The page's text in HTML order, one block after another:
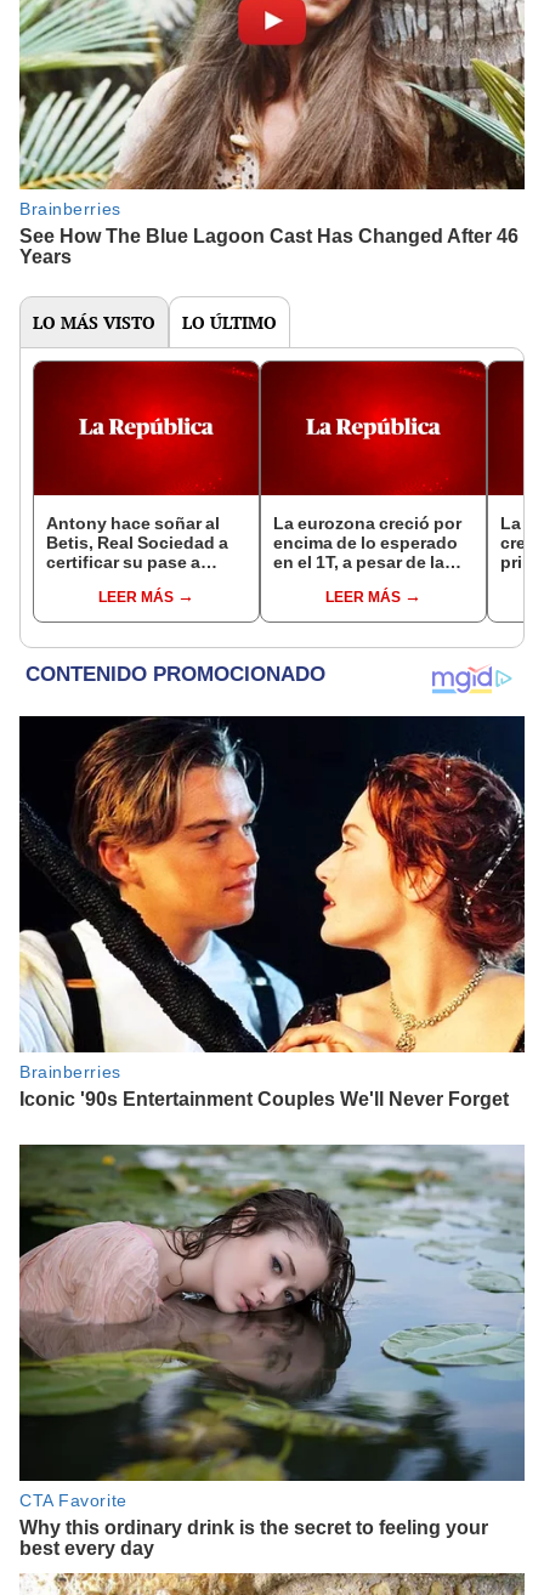
LO MÁS VISTO LO ÚLTIMO
Antony hace soñar al
Betis, Real Sociedad a
certificar su pase a
LEER MÁS
La eurozona creció por
encima de lo esperado
en el 1T, a pesar de la
LEER MÁS
La